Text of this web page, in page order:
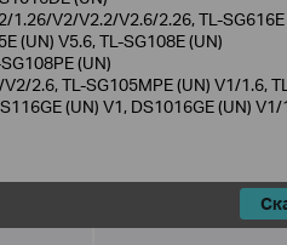
V2/V2.2/V2.6/2.26, TL-SG616E
(UN) V5.6, TL-SG108E (UN)
(UN)
2.6, TL-SG105MPE (UN) V1/1.6,
(UN) V1, DS1016GE (UN) V1/